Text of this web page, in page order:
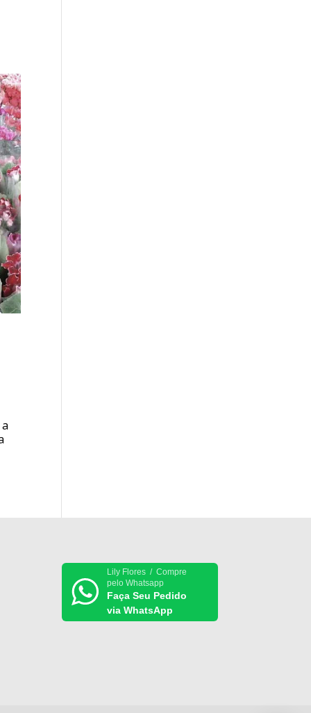
Lily Flores / Compre
pelo Whatsapp
Faça Seu Pedido
via WhatsApp